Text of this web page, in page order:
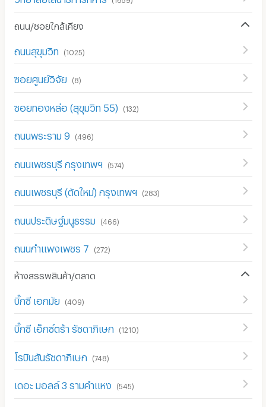
ถนน/ซอยใกล้เคียง
ถนนสุขุมวิท (1025)
ซอยศูนย์วิจัย (8)
ซอยทองหล่อ (สุขุมวิท 55) (132)
ถนนพระราม 9 (496)
ถนนเพชรบุรี กรุงเทพฯ (574 )
ถนนเพชรบุรี (ตัดใหม่) กรุงเทพฯ (283)
ถนนประดิษฐ์มนูธรรม (466)
ถนนกำแพงเพชร 7 (272)
ห้างสรรพสินค้า/ตลาด
บิ๊กซี เอกมัย (409)
บิ๊กซี เอ็กซ์ตร้า รัชดาภิเษก (1210)
โรบินสันรัชดาภิเษก (748)
เดอะ มอลล์ 3 รามคำแหง (545)